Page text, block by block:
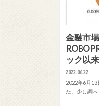
金融市
ック以
2022.06.22
2022年6月13
た。少し調